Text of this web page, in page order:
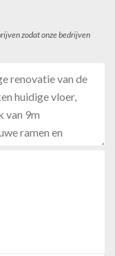
zodat onze bedrijven